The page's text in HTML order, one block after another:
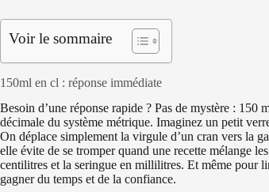
Voir le sommaire
150ml en cl : réponse immédiate
Besoin d’une réponse rapide ? Pas de mystère :
décimale du système métrique. Imaginez un petit
On déplace simplement la virgule d’un cran vers la
elle évite de se tromper quand une recette mélange
centilitres et la seringue en millilitres. Et même pour
gagner du temps et de la confiance.